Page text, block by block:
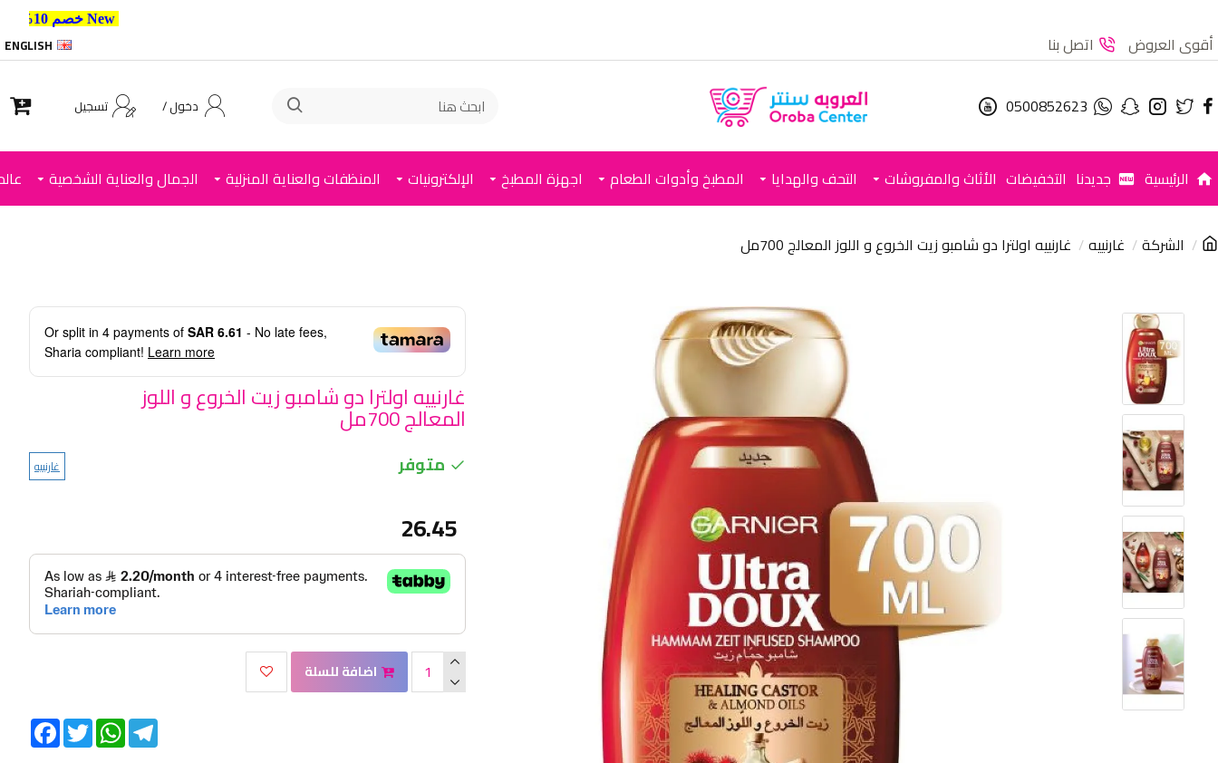
أقوى العروض اتصل بنا ENGLISH
0500852623 دخول / تسجيل
الرئيسية جديدنا التخفيضات الأثاث والمفروشات التحف والهدايا المطبخ وأدوات الطعام اجهزة المطبخ الإلكترونيات المنظفات والعناية المنزلية الجمال والعناية الشخصية
الشركة غارنييه غارنييه اولترا دو شامبو زيت الخروع و اللوز المعالج 700مل
Or split in 4 payments of SAR 6.61 - No late fees,
Sharia compliant! Learn more
غارنييه اولترا دو شامبو زيت الخروع و اللوز
المعالج 700مل
متوفر غارنييه
26.45
اضافة للسلة
FacebookTwitter
WhatsAppTelegram